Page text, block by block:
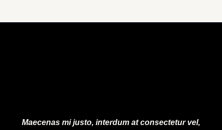
Maecenas mi justo, interdum at consectetur vel,